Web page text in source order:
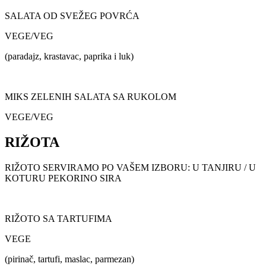
SALATA OD SVEŽEG POVRĆA
VEGE/VEG
(paradajz, krastavac, paprika i luk)
MIKS ZELENIH SALATA SA RUKOLOM
VEGE/VEG
RIŽOTA
RIŽOTO SERVIRAMO PO VAŠEM IZBORU: U TANJIRU / U
KOTURU PEKORINO SIRA
RIŽOTO SA TARTUFIMA
VEGE
(pirinač, tartufi, maslac, parmezan)